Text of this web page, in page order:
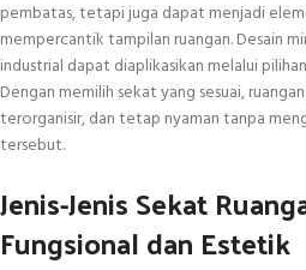
pembatas, tetapi juga dapat menjadi
mempercantik tampilan ruangan. Desain
industrial dapat diaplikasikan melalui
Dengan memilih sekat yang sesuai,
terorganisir, dan tetap nyaman tanpa
tersebut.
Jenis-Jenis Sekat
Fungsional dan Estetik